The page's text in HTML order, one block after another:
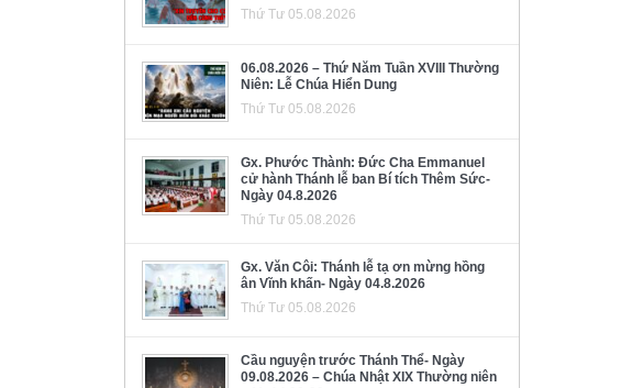
Thứ Tư 05.08.2026
06.08.2026 – Thứ Năm Tuần XVIII Thường
Niên: Lễ Chúa Hiển Dung
Thứ Tư 05.08.2026
Gx. Phước Thành: Đức Cha Emmanuel
cử hành Thánh lễ ban Bí tích Thêm Sức-
Ngày 04.8.2026
Thứ Tư 05.08.2026
Gx. Văn Côi: Thánh lễ tạ ơn mừng hồng
ân Vĩnh khấn- Ngày 04.8.2026
Thứ Tư 05.08.2026
Cầu nguyện trước Thánh Thể- Ngày
09.08.2026 – Chúa Nhật XIX Thường niên